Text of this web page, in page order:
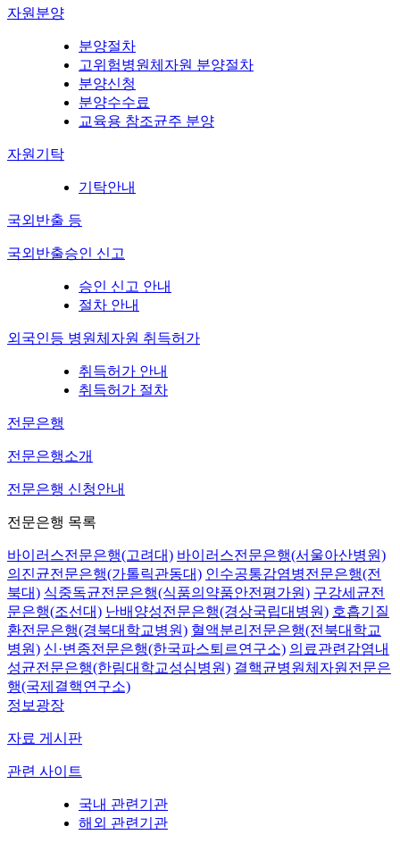
자원분양
분양절차
고위험병원체자원 분양절차
분양신청
분양수수료
교육용 참조균주 분양
자원기탁
기탁안내
국외반출 등
국외반출승인 신고
승인 신고 안내
절차 안내
외국인등 병원체자원 취득허가
취득허가 안내
취득허가 절차
전문은행
전문은행소개
전문은행 신청안내
전문은행 목록
바이러스전문은행(고려대) 바이러스전문은행(서울아산병원)
의진균전문은행(가톨릭관동대) 인수공통감염병전문은행(전
북대) 식중독균전문은행(식품의약품안전평가원) 구강세균전
문은행(조선대) 난배양성전문은행(경상국립대병원) 호흡기질
환전문은행(경북대학교병원) 혈액분리전문은행(전북대학교
병원) 신·변종전문은행(한국파스퇴르연구소) 의료관련감염내
성균전문은행(한림대학교성심병원) 결핵균병원체자원전문은
행(국제결핵연구소)
정보광장
자료 게시판
관련 사이트
국내 관련기관
해외 관련기관